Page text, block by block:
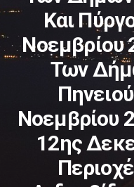
Και
Νοεμβρίου
Των
Νοεμβρίου
12ης